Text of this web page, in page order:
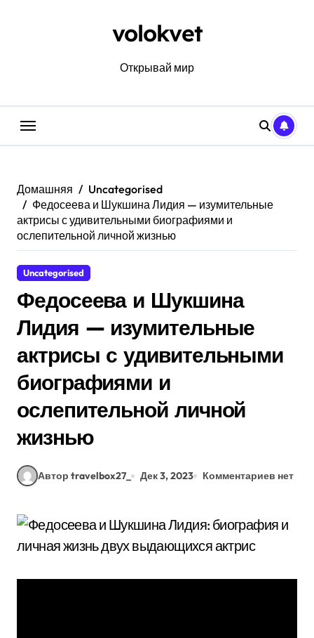
volokvet
Открывай мир
Домашняя
Uncategorised
Федосеева и Шукшина Лидия — изумительные
актрисы с удивительными биографиями и
ослепительной личной жизнью
Uncategorised
Федосеева и Шукшина
Лидия — изумительные
актрисы с удивительными
биографиями и
ослепительной личной
жизнью
Автор travelbox27_ Дек 3, 2023 Комментариев нет